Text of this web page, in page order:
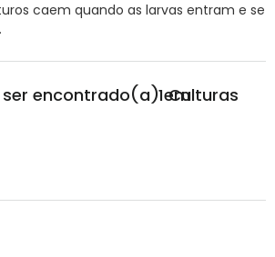
caem quando as larvas entram e se
encontrado(a) em
1Culturas